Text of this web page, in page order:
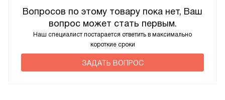
Вопросов по этому товару пока нет, Ваш
вопрос может стать первым.
Наш специалист постарается ответить в максимально
короткие сроки
ЗАДАТЬ ВОПРОС